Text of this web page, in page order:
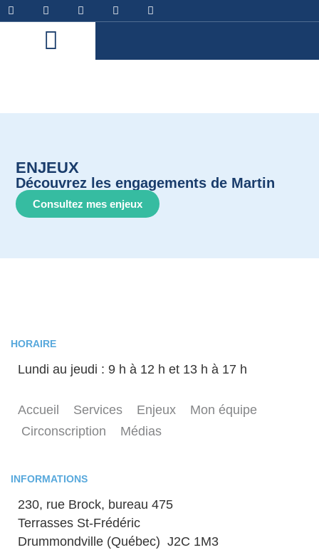
ENJEUX
Découvrez les engagements de Martin
Consultez mes enjeux
INFORMATIONS
230, rue Brock, bureau 475
Terrasses St-Frédéric
Drummondville (Québec) J2C 1M3
HORAIRE
Lundi au jeudi : 9 h à 12 h et 13 h à 17 h
Accueil Services Enjeux
Mon équipe
Circonscription
Médias